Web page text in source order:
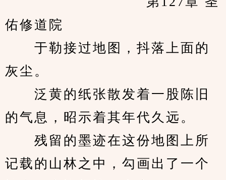
佑修道院
于勒接过地图，抖落上面的
灰尘。
泛黄的纸张散发着一股陈旧
的气息，昭示着其年代久远。
残留的墨迹在这份地图上所
记载的山林之中，勾画出了一个